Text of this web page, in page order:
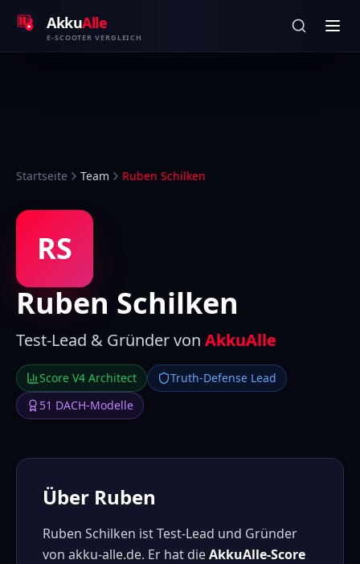
AkkuAlle
E-SCOOTER VERGLEICH
Startseite Team Ruben Schilken
RS
Ruben Schilken
Test-Lead & Gründer von AkkuAlle
Score V4 Architect
Truth-Defense Lead
51 DACH-Modelle
Über Ruben
Ruben Schilken ist Test-Lead und Gründer
von akku-alle.de. Er hat dieAkkuAlle-Score